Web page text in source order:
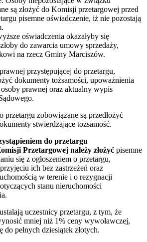
są złożyć do Komisji przetargowej przed
pisemne oświadczenie, iż nie pozostają
oświadczenia okazałyby się
do zawarcia umowy sprzedaży,
na rzecz Gminy Marciszów.
przystępującej do przetargu,
dokumenty tożsamości, upoważnienia
prawnej oraz aktualny wypis
przetargu zobowiązane są przedłożyć
stwierdzające tożsamość.
do przetargu
Przetargowej należy złożyć pisemne
się z ogłoszeniem o przetargu,
ich bez zastrzeżeń oraz
w terenie i o rezygnacji
stanu nieruchomości
uczestnicy przetargu, z tym, że
mniej niż 1% ceny wywoławczej,
pełnych dziesiątek złotych.